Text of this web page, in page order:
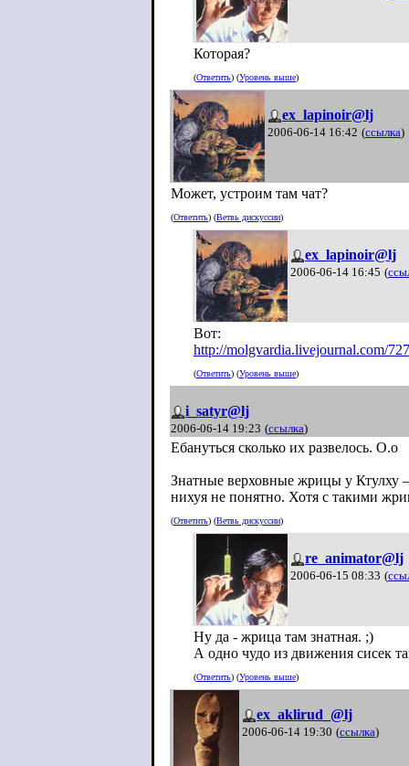
Которая?
(Ответить) (Уровень выше)
ex_lapinoir@lj
2006-06-14 16:42 (ссылка)
Может, устроим там чат?
(Ответить) (Ветвь дискуссии)
ex_lapinoir@lj
2006-06-14 16:45 (
Вот:
http://molgvardia.livejournal.com/
(Ответить) (Уровень выше)
i_satyr@lj
2006-06-14 19:23 (ссылка)
Ебануться сколько их развелось. О.о
Знатные верховные жрицы у Ктулху
нихуя не понятно. Хотя с такими
(Ответить) (Ветвь дискуссии)
re_animator@lj
2006-06-15 08:33 (
Ну да - жрица там знатная. ;)
А одно чудо из движения сисек
(Ответить) (Уровень выше)
ex_aklirud_@lj
2006-06-14 19:30 (ссылка)